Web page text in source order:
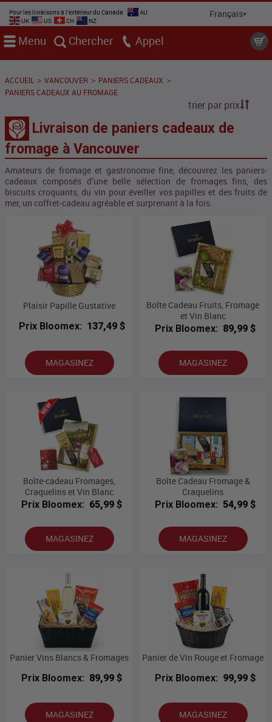
Pour les livraisons à l'extérieur du Canada
AU
UK
US CH NZ
Menu Chercher Appel
ACCUEIL > VANCOUVER > PANIERS CADEAUX >
PANIERS CADEAUX AU FROMAGE
trier par prix
Livraison de paniers cadeaux de
fromage à Vancouver
Amateurs de fromage et gastronomie fine, découvrez les paniers-
cadeaux composés d’une belle sélection de fromages fins, des
biscuits croquants, du vin pour éveiller vos papilles et des fruits de
mer, un coffret-cadeau agréable et surprenant à la fois.
Plaisir Papille Gustative
Prix Bloomex: 137,49 $
MAGASINEZ
Boîte Cadeau Fruits, Fromage
et Vin Blanc
Prix Bloomex: 89,99 $
MAGASINEZ
Boîte-cadeau Fromages,
Craquelins et Vin Blanc
Prix Bloomex: 65,99 $
MAGASINEZ
Boîte Cadeau Fromage &
Craquelins
Prix Bloomex: 54,99 $
MAGASINEZ
Panier Vins Blancs & Fromages
Prix Bloomex: 89,99 $
MAGASINEZ
Panier de Vin Rouge et Fromage
Prix Bloomex: 99,99 $
MAGASINEZ